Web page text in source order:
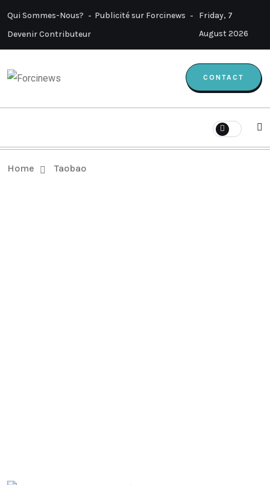
Qui Sommes-Nous?
Publicité sur Forcinews
Devenir Contributeur
Friday, 7
August 2026
CONTACT
Home Taobao